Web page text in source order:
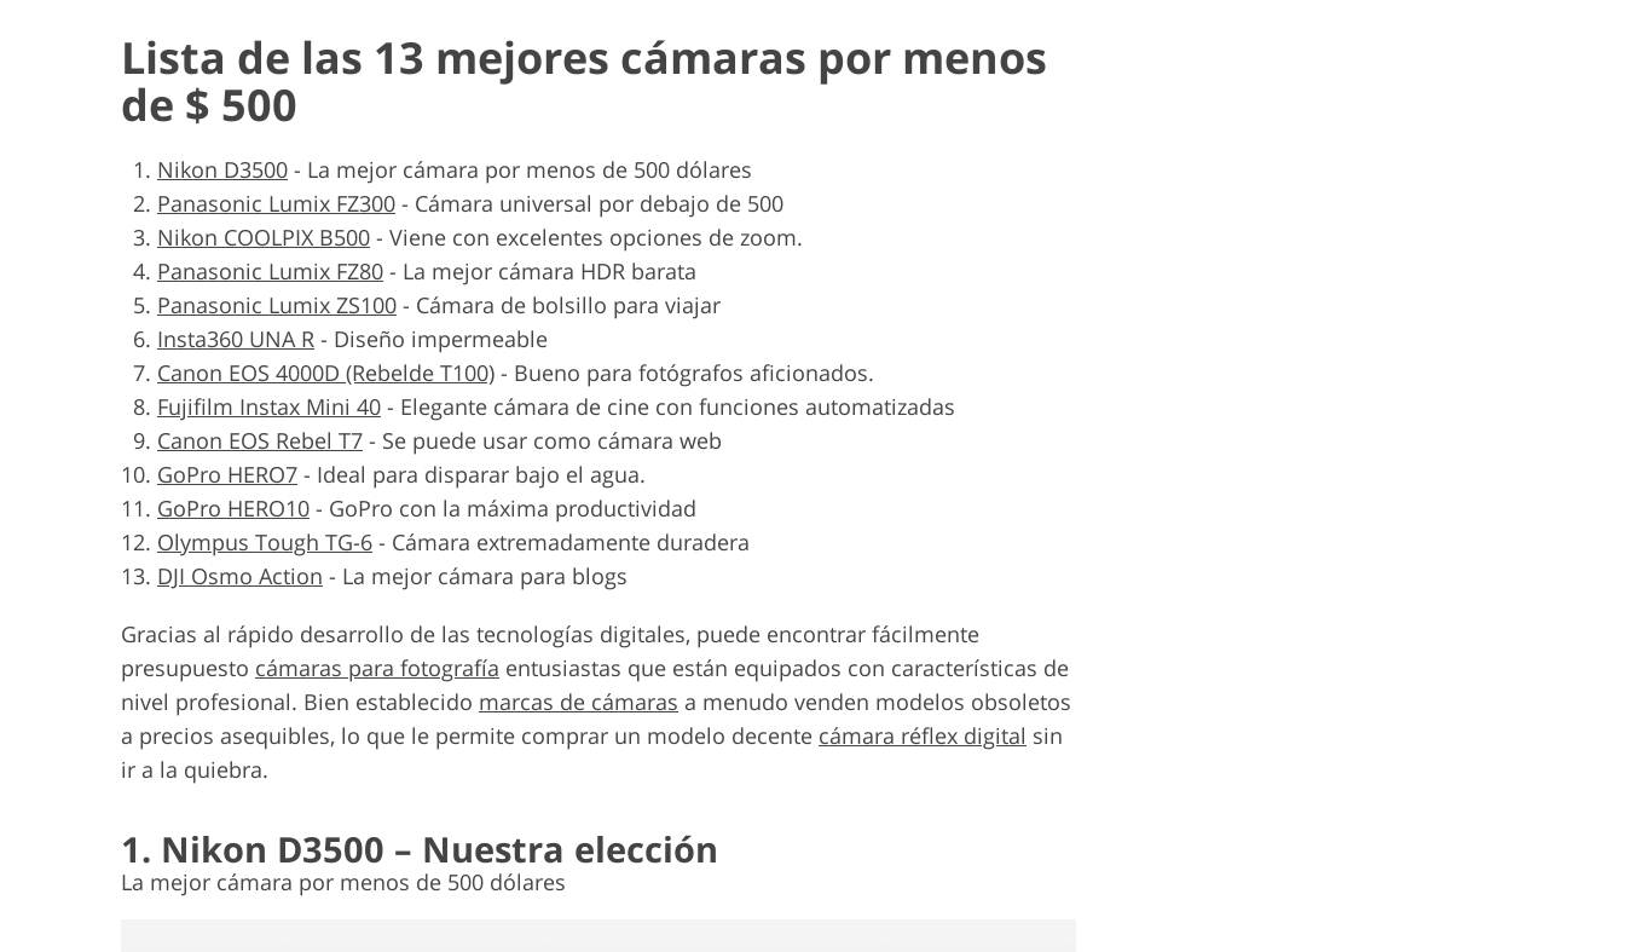
Lista de las 13 mejores cámaras por menos
de $ 500
Nikon D3500 - La mejor cámara por menos de 500 dólares
Panasonic Lumix FZ300 - Cámara universal por debajo de 500
Nikon COOLPIX B500 - Viene con excelentes opciones de zoom.
Panasonic Lumix FZ80 - La mejor cámara HDR barata
Panasonic Lumix ZS100 - Cámara de bolsillo para viajar
Insta360 UNA R - Diseño impermeable
Canon EOS 4000D (Rebelde T100) - Bueno para fotógrafos aficionados.
Fujifilm Instax Mini 40 - Elegante cámara de cine con funciones automatizadas
Canon EOS Rebel T7 - Se puede usar como cámara web
GoPro HERO7 - Ideal para disparar bajo el agua.
GoPro HERO10 - GoPro con la máxima productividad
Olympus Tough TG-6 - Cámara extremadamente duradera
DJI Osmo Action - La mejor cámara para blogs
Gracias al rápido desarrollo de las tecnologías digitales, puede encontrar fácilmente
presupuesto cámaras para fotografía entusiastas que están equipados con características de
nivel profesional. Bien establecido marcas de cámaras a menudo venden modelos obsoletos
a precios asequibles, lo que le permite comprar un modelo decente cámara réflex digital sin
ir a la quiebra.
1. Nikon D3500 – Nuestra elección
La mejor cámara por menos de 500 dólares